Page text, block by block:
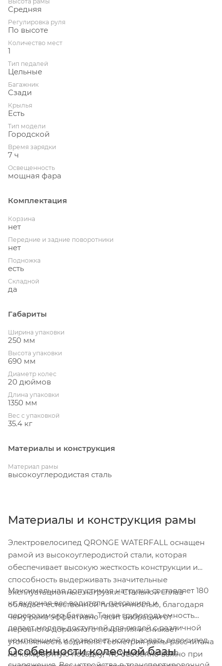
Средняя
Регулировка руля
По высоте
Количество мест
1
Тип педалей
Цельные
Багажник
Сзади
Крылья
Есть
Тип модели
Городской
Время зарядки
7 ч
Освещенность
мощная фара
Комплектация
Корзина
нет
Передние и задние поворотники
нет
Подножка
есть
Складной
да
Габариты
Ширина упаковки
250 мм
Высота упаковки
690 мм
Диаметр колес
20 дюймов
Длина упаковки
1350 мм
Вес с упаковкой
35.4 кг
Материалы и конструкция
Материал рамы
высокоуглеродистая сталь
Материалы и конструкция рамы
Электровелосипед QRONGE WATERFALL оснащен
рамой из высокоуглеродистой стали, которая
обеспечивает высокую жесткость конструкции и
способность выдерживать значительные
эксплуатационные нагрузки. Стальной сплав
обладает естественной пластичностью, благодаря
чему рама эффективно гасит вибрации от
неровного дорожного покрытия и снижает
утомляемость водителя. Геометрия рамы рассчитана
на комфортную посадку, что особенно важно при
Максимальная допустимая нагрузка составляет 180
кг, включая вес водителя, пассажира и
перевозимого багажа. Такая грузоподъемность
делает модель доступной для людей с различной
комплекцией и позволяет использовать велосипед
для перевозки покупок или туристического
Особенности колесной базы